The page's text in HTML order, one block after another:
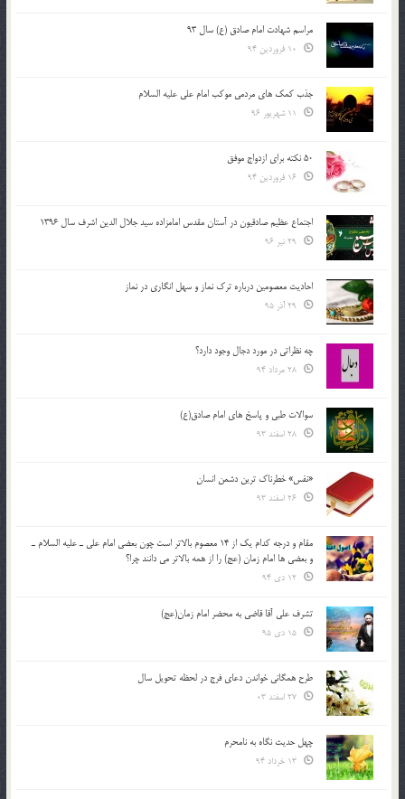
مراسم شهادت امام صادق (ع) سال 93
جذب کمک های مردمی موکب امام علی علیه السلام
50 نکته برای ازدواج موفق
اجتماع عظیم صادقیون در آستان مقدس امامزاده سید جلال الدین اشرف سال 1396
احادیث معصومین درباره ترک نماز و سهل انگاری در نماز
چه نظراتی در مورد دجال وجود دارد؟
سوالات طبی و پاسخ های امام صادق(ع)
«نفس» خطرناک ترین دشمن انسان
مقام و درجه كدام يك از 14 معصوم بالاتر است چون بعضي امام علي ـ عليه السلام ـ
و بعضي ها امام زمان (عج) را از همه بالاتر مي دانند چرا؟
تشرف علي آقا قاضي به محضر امام زمان(عج)
طرح همگانی خواندن دعای فرج در لحظه تحویل سال
چهل حدیث نگاه به نامحرم